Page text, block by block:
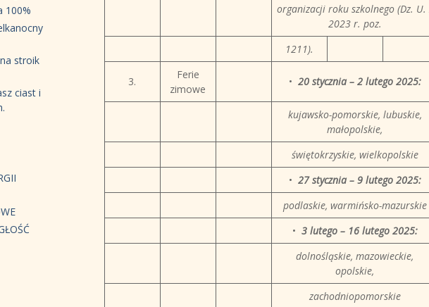
organizacji roku szkolnego (Dz. U.
2023 r. poz.
1211).
3.
Ferie
zimowe
• 20 stycznia – 2 lutego 2025:
kujawsko-pomorskie, lubuskie,
małopolskie,
świętokrzyskie, wielkopolskie
• 27 stycznia – 9 lutego 2025:
podlaskie, warmińsko-mazurskie
• 3 lutego – 16 lutego 2025:
dolnośląskie, mazowieckie,
opolskie,
zachodniopomorskie
100%
stroik
ciast i